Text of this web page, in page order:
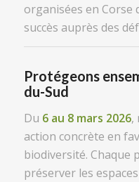
organisées en Corse
succès auprès des
Protégeons
du-Sud
Du 6 au 8 mars 2026,
action concrète en
biodiversité. Chaque
préserver les